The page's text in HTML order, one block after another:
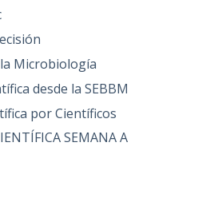
Microbiología
desde la SEBBM
por Científicos
SEMANA A